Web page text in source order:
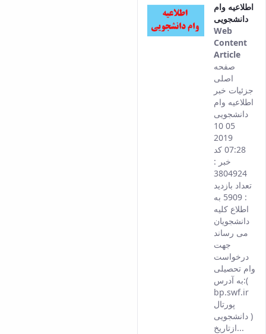
اطلاعیه وام
دانشجویی
Web
Content
Article
from
the
of
صفحه
اصلی
جزئیات خبر
اطلاعیه وام
دانشجویی
05 10
2019
07:28 کد
خبر :
3804924
تعداد بازدید
: 5909 به
اطلاع کلیه
دانشجویان
می رساند
جهت
درخواست
وام تحصیلی
به آدرس:(
bp.swf.ir
پورتال
دانشجویی )
ازتاریخ...